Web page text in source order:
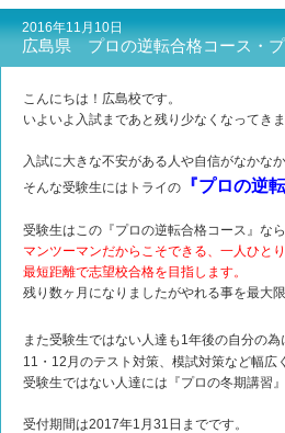
2016年11月10日
広島県 プロの逆転合格コース・
こんにちは！広島校です。
いよいよ入試まであと残り少なくなってきま
入試に大きな不安がある人や自信がなかな
そんな受験生にはトライの
『プロの逆
受験生はこの『プロの逆転合格コース』なら
マンツーマンだからこそできる、一人ひと
最短距離で志望校合格を目指します。
残り数ヶ月になりましたがやれる事を最大
また受験生ではない人達も1年後の自分の為
11・12月のテスト対策、模試対策など幅広
受験生ではない人達には『プロの冬期講習
受付期間は2017年1月31日までです。